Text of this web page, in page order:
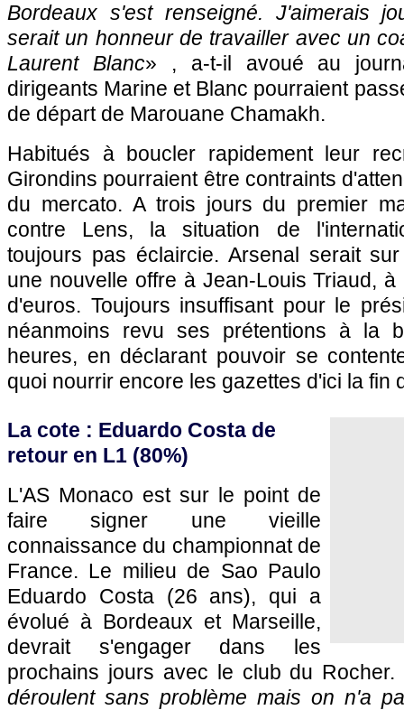
Bordeaux s'est renseigné. J'aimerais
serait un honneur de travailler avec un
Laurent Blanc» , a-t-il avoué au
dirigeants Marine et Blanc pourraient
de départ de Marouane Chamakh.
Habitués à boucler rapidement leur
Girondins pourraient être contraints
du mercato. A trois jours du premier
contre Lens, la situation de
toujours pas éclaircie. Arsenal serait
une nouvelle offre à Jean-Louis Triaud,
d'euros. Toujours insuffisant pour le
néanmoins revu ses prétentions à la
heures, en déclarant pouvoir se
quoi nourrir encore les gazettes d'ici la fin
La cote : Eduardo Costa de
retour en L1 (80%)
L'AS Monaco est sur le point de
faire signer une vieille
connaissance du championnat de
France. Le milieu de Sao Paulo
Eduardo Costa (26 ans), qui a
évolué à Bordeaux et Marseille,
devrait s'engager dans les
prochains jours avec le club du Rocher.
déroulent sans problème mais on n'a